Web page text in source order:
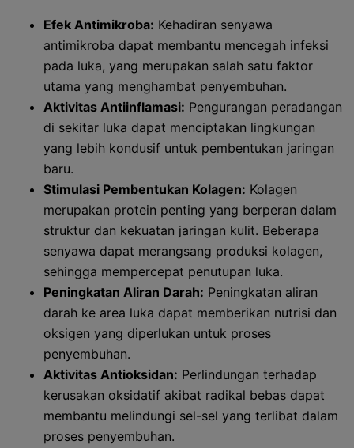
Efek Antimikroba: Kehadiran senyawa
antimikroba dapat membantu mencegah infeksi
pada luka, yang merupakan salah satu faktor
utama yang menghambat penyembuhan.
Aktivitas Antiinflamasi: Pengurangan peradangan
di sekitar luka dapat menciptakan lingkungan
yang lebih kondusif untuk pembentukan jaringan
baru.
Stimulasi Pembentukan Kolagen: Kolagen
merupakan protein penting yang berperan dalam
struktur dan kekuatan jaringan kulit. Beberapa
senyawa dapat merangsang produksi kolagen,
sehingga mempercepat penutupan luka.
Peningkatan Aliran Darah: Peningkatan aliran
darah ke area luka dapat memberikan nutrisi dan
oksigen yang diperlukan untuk proses
penyembuhan.
Aktivitas Antioksidan: Perlindungan terhadap
kerusakan oksidatif akibat radikal bebas dapat
membantu melindungi sel-sel yang terlibat dalam
proses penyembuhan.